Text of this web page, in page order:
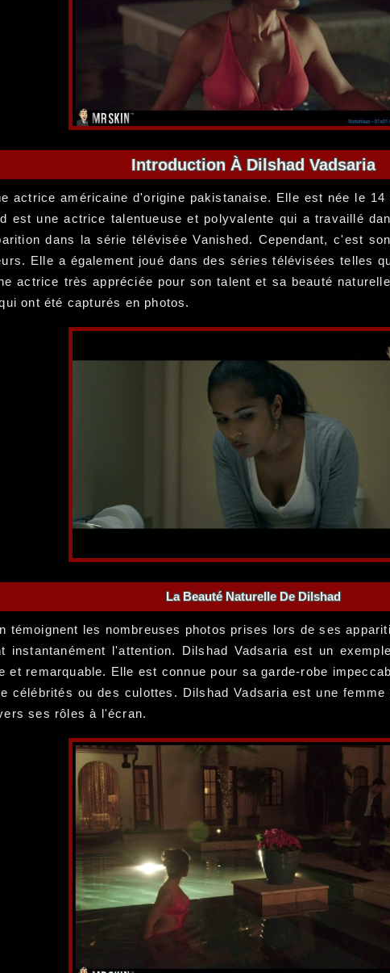
Introduction À Dilshad Vadsaria
actrice américaine d'origine pakistanaise. Elle est née le
est une actrice talentueuse et polyvalente qui a travaillé
dans la série télévisée Vanished. Cependant, c'est
Elle a également joué dans des séries télévisées telles
actrice très appréciée pour son talent et sa beauté
ont été capturés en photos.
La Beauté Naturelle De Dilshad
témoignent les nombreuses photos prises lors de ses
instantanément l'attention. Dilshad Vadsaria est un
et remarquable. Elle est connue pour sa garde-robe
célébrités ou des culottes. Dilshad Vadsaria est une
ses rôles à l'écran.